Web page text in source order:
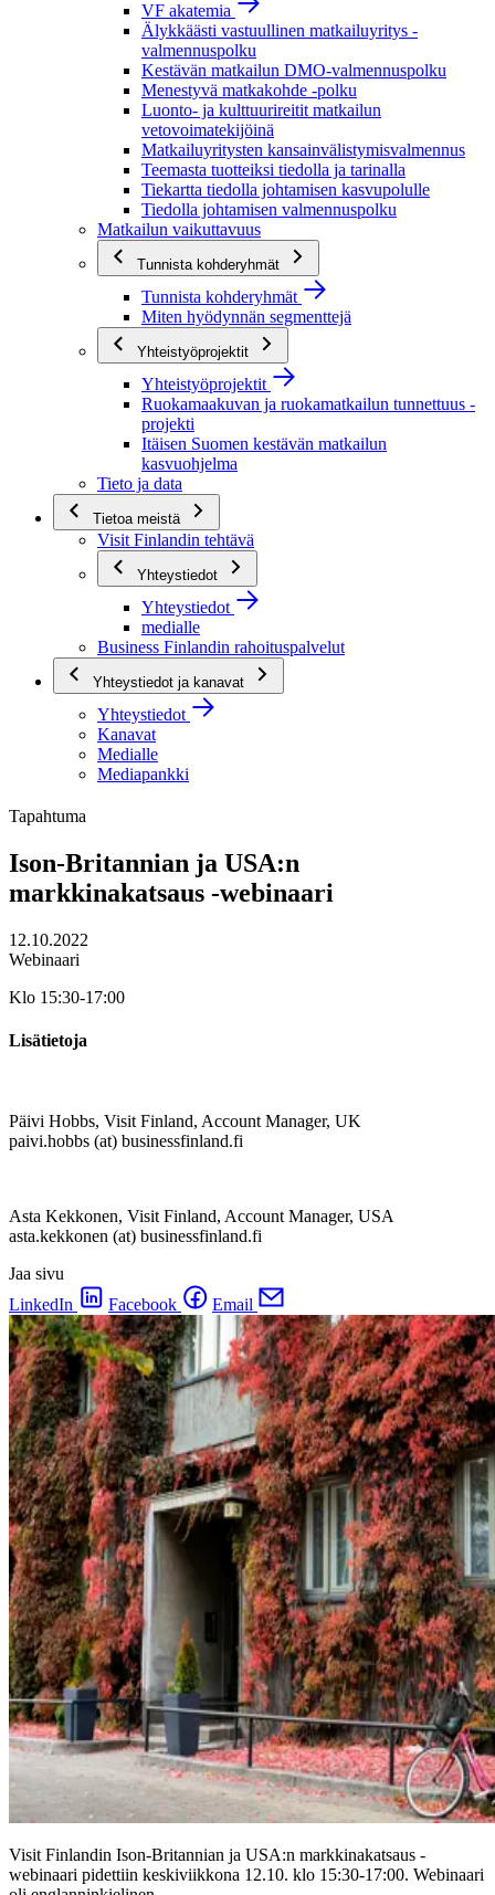
VF akatemia
Älykkäästi vastuullinen matkailuyritys -
valmennuspolku
Kestävän matkailun DMO-valmennuspolku
Menestyvä matkakohde -polku
Luonto- ja kulttuurireitit matkailun
vetovoimatekijöinä
Matkailuyritysten kansainvälistymisvalmennus
Teemasta tuotteiksi tiedolla ja tarinalla
Tiekartta tiedolla johtamisen kasvupolulle
Tiedolla johtamisen valmennuspolku
Matkailun vaikuttavuus
Tunnista kohderyhmät
Tunnista kohderyhmät
Miten hyödynnän segmenttejä
Yhteistyöprojektit
Yhteistyöprojektit
Ruokamaakuvan ja ruokamatkailun tunnettuus -
projekti
Itäisen Suomen kestävän matkailun
kasvuohjelma
Tieto ja data
Tietoa meistä
Visit Finlandin tehtävä
Yhteystiedot
Yhteystiedot
medialle
Business Finlandin rahoituspalvelut
Yhteystiedot ja kanavat
Yhteystiedot
Kanavat
Medialle
Mediapankki
Tapahtuma
Ison-Britannian ja USA:n
markkinakatsaus -webinaari
12.10.2022
Webinaari
Klo 15:30-17:00
Lisätietoja
Päivi Hobbs, Visit Finland, Account Manager, UK
paivi.hobbs (at) businessfinland.fi
Asta Kekkonen, Visit Finland, Account Manager, USA
asta.kekkonen (at) businessfinland.fi
Jaa sivu
LinkedIn
Facebook Email
Visit Finlandin Ison-Britannian ja USA:n markkinakatsaus -
webinaari pidettiin keskiviikkona 12.10. klo 15:30-17:00. Webinaari